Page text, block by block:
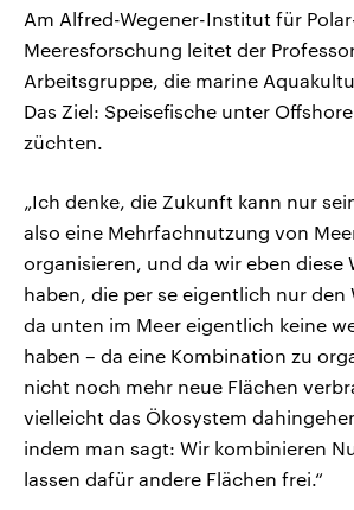
Am Alfred-Wegener-Institut für
Meeresforschung leitet der
Arbeitsgruppe, die marine
Das Ziel: Speisefische unter
züchten.
„Ich denke, die Zukunft kann nur
also eine Mehrfachnutzung von
organisieren, und da wir eben diese
haben, die per se eigentlich nur den
da unten im Meer eigentlich keine
haben – da eine Kombination zu
nicht noch mehr neue Flächen
vielleicht das Ökosystem
indem man sagt: Wir kombinieren
lassen dafür andere Flächen frei.“